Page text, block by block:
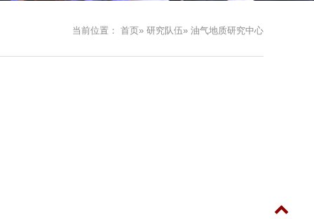
当前位置： 首页» 研究队伍» 油气地质研究中心